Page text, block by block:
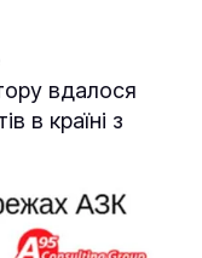
вдалося
в країні з